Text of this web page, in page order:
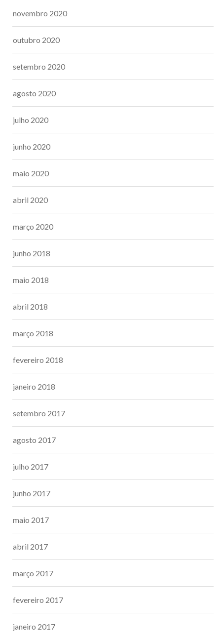
novembro 2020
outubro 2020
setembro 2020
agosto 2020
julho 2020
junho 2020
maio 2020
abril 2020
março 2020
junho 2018
maio 2018
abril 2018
março 2018
fevereiro 2018
janeiro 2018
setembro 2017
agosto 2017
julho 2017
junho 2017
maio 2017
abril 2017
março 2017
fevereiro 2017
janeiro 2017